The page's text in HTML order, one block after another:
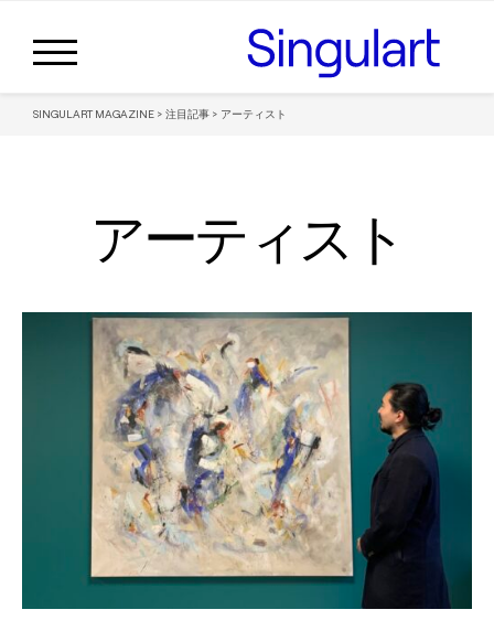
SINGULART MAGAZINE > 注目記事 > アーティスト
アーティスト